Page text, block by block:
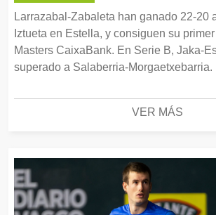
Larrazabal-Zabaleta han ganado 22-20
Iztueta en Estella, y consiguen su
Masters CaixaBank. En Serie B, Jaka-
superado a Salaberria-Morgaetxebarria.
VER MÁS